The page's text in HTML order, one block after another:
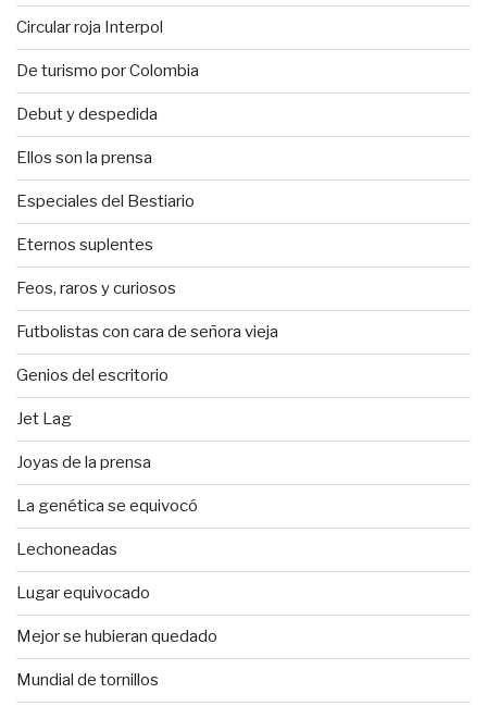
Circular roja Interpol
De turismo por Colombia
Debut y despedida
Ellos son la prensa
Especiales del Bestiario
Eternos suplentes
Feos, raros y curiosos
Futbolistas con cara de señora vieja
Genios del escritorio
Jet Lag
Joyas de la prensa
La genética se equivocó
Lechoneadas
Lugar equivocado
Mejor se hubieran quedado
Mundial de tornillos